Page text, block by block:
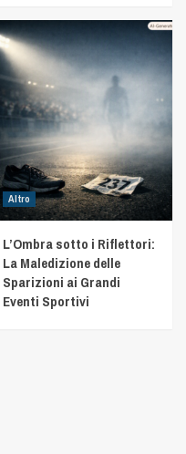
Altro
L’Ombra sotto i Riflettori:
La Maledizione delle
Sparizioni ai Grandi
Eventi Sportivi